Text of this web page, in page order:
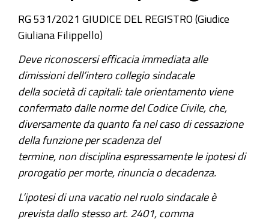
RG 531/2021 GIUDICE DEL REGISTRO (Giudice
Giuliana Filippello)
Deve riconoscersi efficacia immediata alle
dimissioni dell’intero collegio sindacale
della società di capitali: tale orientamento viene
confermato dalle norme del Codice Civile, che,
diversamente da quanto fa nel caso di cessazione
della funzione per scadenza del
termine, non disciplina espressamente le ipotesi di
prorogatio per morte, rinuncia o decadenza.
L’ipotesi di una vacatio nel ruolo sindacale è
prevista dallo stesso art. 2401, comma